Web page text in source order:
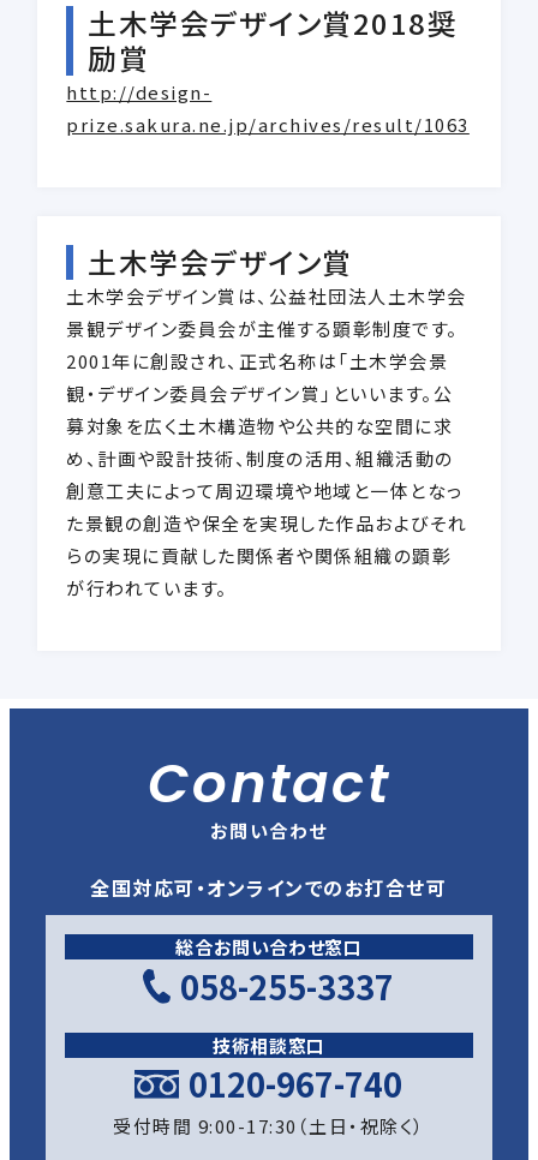
土木学会デザイン賞2018奨
励賞
http://design-
prize.sakura.ne.jp/archives/result/1063
土木学会デザイン賞
土木学会デザイン賞は、公益社団法人土木学会
景観デザイン委員会が主催する顕彰制度です。
2001年に創設され、正式名称は「土木学会景
観・デザイン委員会デザイン賞」といいます。公
募対象を広く土木構造物や公共的な空間に求
め、計画や設計技術、制度の活用、組織活動の
創意工夫によって周辺環境や地域と一体となっ
た景観の創造や保全を実現した作品およびそれ
らの実現に貢献した関係者や関係組織の顕彰
が行われています。
Contact
お問い合わせ
全国対応可・オンラインでのお打合せ可
総合お問い合わせ窓口
058-255-3337
技術相談窓口
0120-967-740
受付時間 9:00-17:30（土日・祝除く）